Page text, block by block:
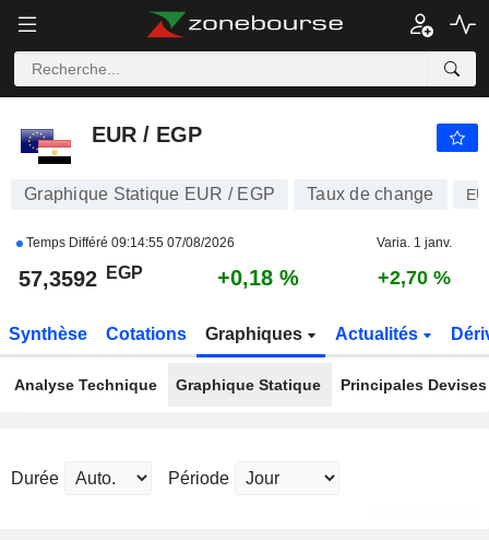
EUR / EGP
EUR / EGP
Graphique Statique EUR / EGP Taux de change
Temps Différé 09:14:55 07/08/2026 Varia. 1 janv.
57,3592 EGP +0,18 % +2,70 %
Synthèse Cotations Graphiques Actualités
Analyse Technique Graphique Statique Principales Devises
Durée Période